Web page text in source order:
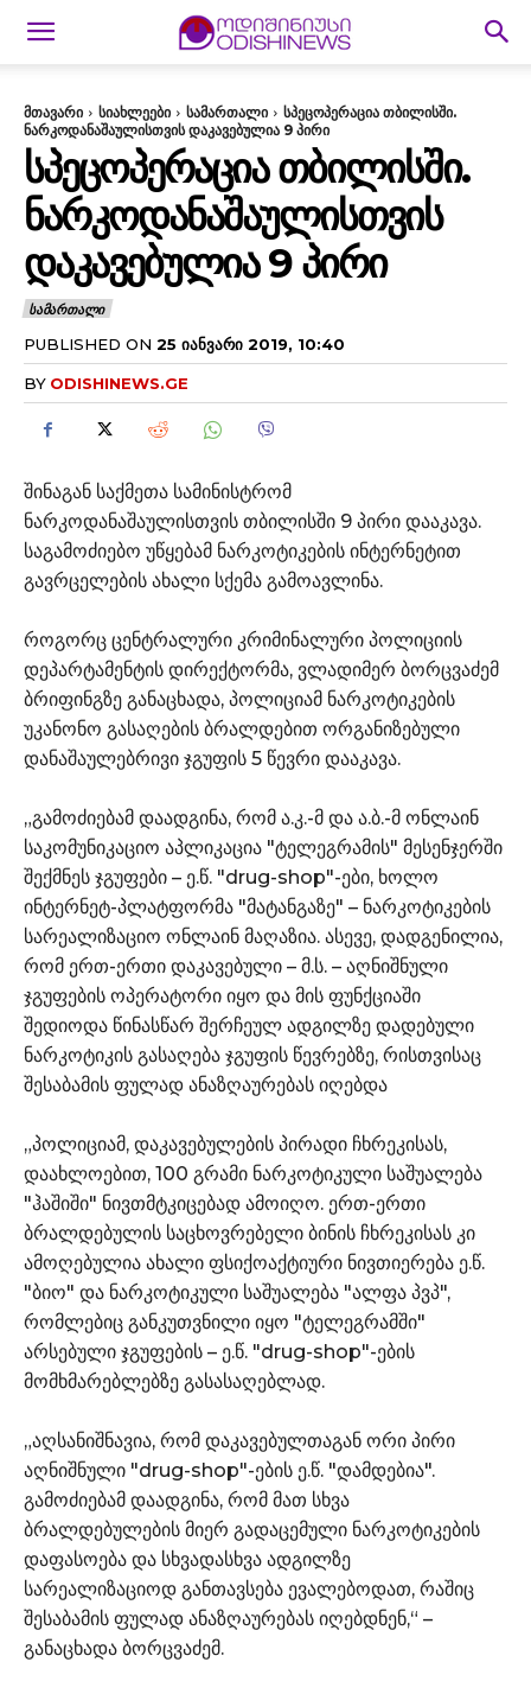
მთავარი სიახლეები სამართალი
სპეცოპერაცია თბილისში.
ნარკოდანაშაულისთვის დაკავებულია 9 პირი
ᲡᲞᲔᲪᲝᲞᲔᲠᲐᲪᲘᲐ ᲗᲑᲘᲚᲘᲡᲨᲘ.
ᲜᲐᲠᲙᲝᲓᲐᲜᲐᲨᲐᲣᲚᲘᲡᲗᲕᲘᲡ
ᲓᲐᲙᲐᲕᲔᲑᲣᲚᲘᲐ 9 ᲞᲘᲠᲘ
ᲡᲐᲛᲐᲠᲗᲐᲚᲘ
PUBLISHED ON 25 ᲘᲐᲜᲕᲐᲠᲘ 2019, 10:40
BY ODISHINEWS.GE
შინაგან საქმეთა სამინისტრომ
ნარკოდანაშაულისთვის თბილისში 9 პირი დააკავა.
საგამოძიებო უწყებამ ნარკოტიკების ინტერნეტით
გავრცელების ახალი სქემა გამოავლინა.
როგორც ცენტრალური კრიმინალური პოლიციის
დეპარტამენტის დირექტორმა, ვლადიმერ ბორცვაძემ
ბრიფინგზე განაცხადა, პოლიციამ ნარკოტიკების
უკანონო გასაღების ბრალდებით ორგანიზებული
დანაშაულებრივი ჯგუფის 5 წევრი დააკავა.
„გამოძიებამ დაადგინა, რომ ა.კ.-მ და ა.ბ.-მ ონლაინ
საკომუნიკაციო აპლიკაცია "ტელეგრამის" მესენჯერში
შექმნეს ჯგუფები – ე.წ. "drug-shop"-ები, ხოლო
ინტერნეტ-პლატფორმა "მატანგაზე" – ნარკოტიკების
სარეალიზაციო ონლაინ მაღაზია. ასევე, დადგენილია,
რომ ერთ-ერთი დაკავებული – მ.ს. – აღნიშნული
ჯგუფების ოპერატორი იყო და მის ფუნქციაში
შედიოდა წინასწარ შერჩეულ ადგილზე დადებული
ნარკოტიკის გასაღება ჯგუფის წევრებზე, რისთვისაც
შესაბამის ფულად ანაზღაურებას იღებდა
„პოლიციამ, დაკავებულების პირადი ჩხრეკისას,
დაახლოებით, 100 გრამი ნარკოტიკული საშუალება
"ჰაშიში" ნივთმტკიცებად ამოიღო. ერთ-ერთი
ბრალდებულის საცხოვრებელი ბინის ჩხრეკისას კი
ამოღებულია ახალი ფსიქოაქტიური ნივთიერება ე.წ.
"ბიო" და ნარკოტიკული საშუალება "ალფა პვპ",
რომლებიც განკუთვნილი იყო "ტელეგრამში"
არსებული ჯგუფების – ე.წ. "drug-shop"-ების
მომხმარებლებზე გასასაღებლად.
„აღსანიშნავია, რომ დაკავებულთაგან ორი პირი
აღნიშნული "drug-shop"-ების ე.წ. "დამდებია".
გამოძიებამ დაადგინა, რომ მათ სხვა
ბრალდებულების მიერ გადაცემული ნარკოტიკების
დაფასოება და სხვადასხვა ადგილზე
სარეალიზაციოდ განთავსება ევალებოდათ, რაშიც
შესაბამის ფულად ანაზღაურებას იღებდნენ,“ –
განაცხადა ბორცვაძემ.